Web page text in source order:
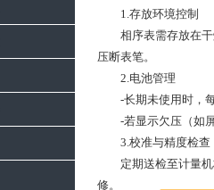
1.存放环境控制
相序表需存放在干
压断表笔。
2.电池管理
-长期未使用时，每2
-若显示欠压（如屏
3.校准与精度检查
定期送检至计量机
修。